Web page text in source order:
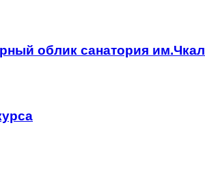
облик санатория